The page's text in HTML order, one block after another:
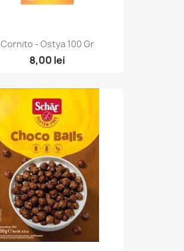
Cornito - Ostya 100 Gr
8,00 lei